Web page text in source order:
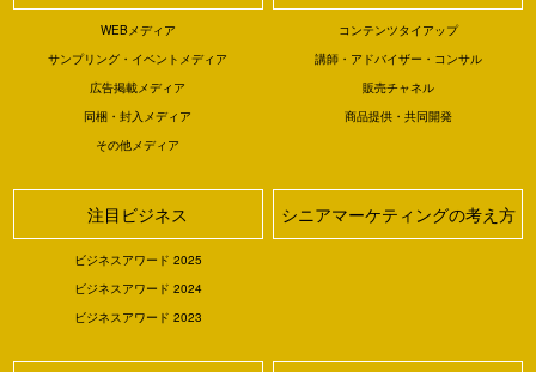
WEBメディア
サンプリング・イベントメディア
広告掲載メディア
同梱・封入メディア
その他メディア
コンテンツタイアップ
講師・アドバイザー・コンサル
販売チャネル
商品提供・共同開発
注目ビジネス
ビジネスアワード 2025
ビジネスアワード 2024
ビジネスアワード 2023
シニアマーケティングの考え方